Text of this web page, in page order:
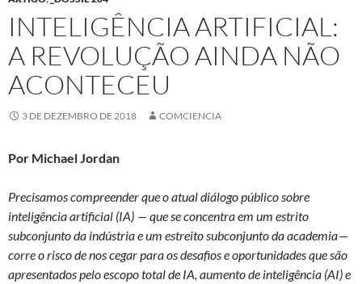
INTELIGÊNCIA ARTIFICIAL:
A REVOLUÇÃO AINDA NÃO
ACONTECEU
3 DE DEZEMBRO DE 2018 COMCIENCIA
Por Michael Jordan
Precisamos compreender que o atual diálogo público sobre
inteligência artificial (IA) — que se concentra em um estrito
subconjunto da indústria e um estreito subconjunto da academia —
corre o risco de nos cegar para os desafios e oportunidades que são
apresentados pelo escopo total de IA, aumento de inteligência (AI) e